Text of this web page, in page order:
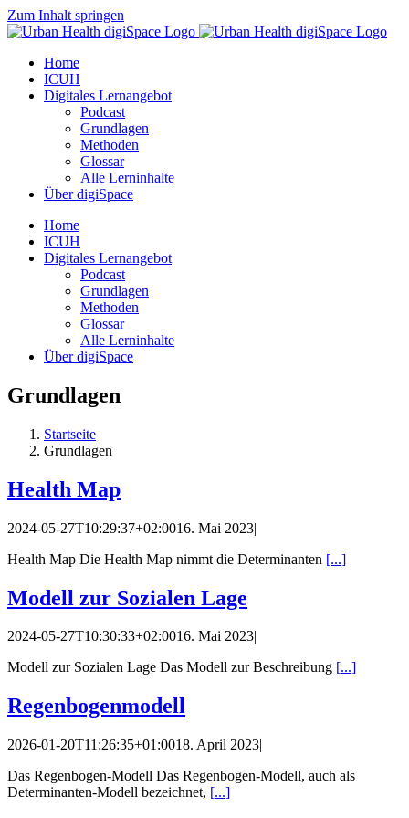
Zum Inhalt springen
Home
ICUH
Digitales Lernangebot
Podcast
Grundlagen
Methoden
Glossar
Alle Lerninhalte
Über digiSpace
Home
ICUH
Digitales Lernangebot
Podcast
Grundlagen
Methoden
Glossar
Alle Lerninhalte
Über digiSpace
Grundlagen
Startseite
Grundlagen
Health Map
2024-05-27T10:29:37+02:0016. Mai 2023|
Health Map Die Health Map nimmt die Determinanten [...]
Modell zur Sozialen Lage
2024-05-27T10:30:33+02:0016. Mai 2023|
Modell zur Sozialen Lage Das Modell zur Beschreibung [...]
Regenbogenmodell
2026-01-20T11:26:35+01:0018. April 2023|
Das Regenbogen-Modell Das Regenbogen-Modell, auch als
Determinanten-Modell bezeichnet, [...]